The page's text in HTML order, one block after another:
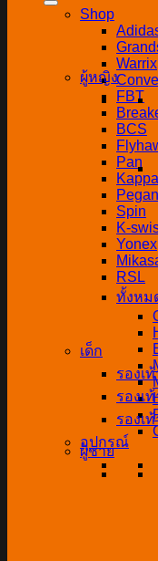
Shop
Warrix
FBT
BCS
Pan
Kappa
Pegan
Spin
K-
Yonex
RSL
ทั้งหม
ผู้ชาย
ผู้หญิง
เด็ก
รองเ
รองเ
รองเ
อุปกรณ์